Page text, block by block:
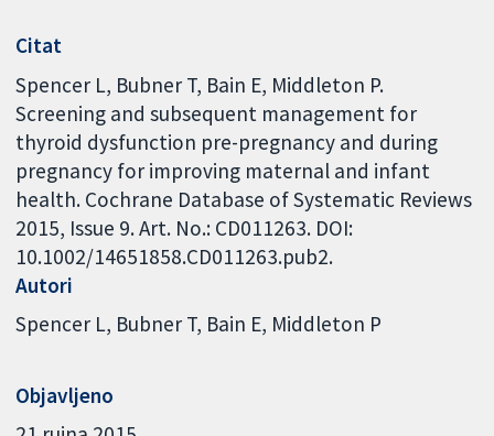
Citat
Spencer L, Bubner T, Bain E, Middleton P.
Screening and subsequent management for
thyroid dysfunction pre-pregnancy and during
pregnancy for improving maternal and infant
health. Cochrane Database of Systematic Reviews
2015, Issue 9. Art. No.: CD011263. DOI:
10.1002/14651858.CD011263.pub2.
Autori
Spencer L Bubner T Bain E Middleton P
Objavljeno